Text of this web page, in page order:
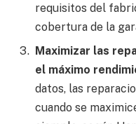
requisitos del
cobertura de la
Maximizar las
el máximo
datos, las
cuando se